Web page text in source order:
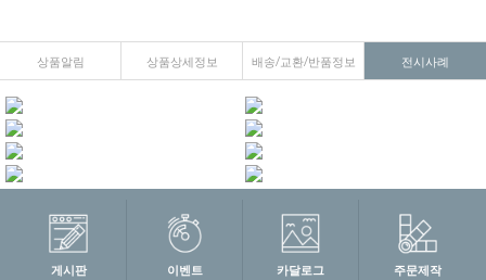
상품알림 상품상세정보 배송/교환/반품정보 전시사례
게시판 이벤트 카달로그 주문제작